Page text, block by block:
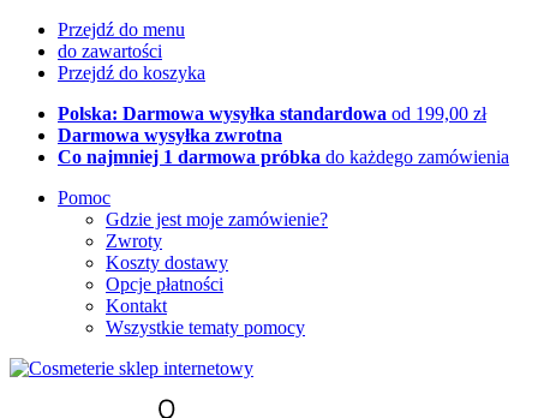
Przejdź do menu
do zawartości
Przejdź do koszyka
Polska: Darmowa wysyłka standardowa od 199,00 zł
Darmowa wysyłka zwrotna
Co najmniej 1 darmowa próbka do każdego zamówienia
Pomoc
Gdzie jest moje zamówienie?
Zwroty
Koszty dostawy
Opcje płatności
Kontakt
Wszystkie tematy pomocy